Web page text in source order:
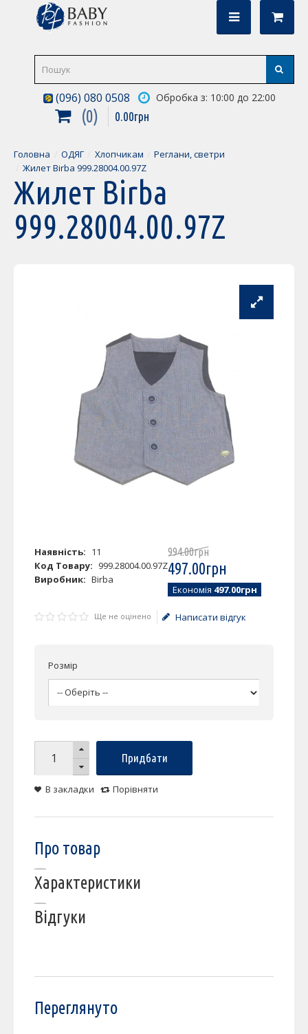
(096) 080 0508 Обробка з: 10:00 до 22:00
0 0.00грн
Головна ОДЯГ Хлопчикам
Реглани, светри
Жилет Birba 999.28004.00.97Z
Жилет Birba
999.28004.00.97Z
Наявність: 11
Код Товару: 999.28004.00.97Z
Виробник: Birba
994.00грн
497.00грн
Економія 497.00грн
Ще не оцінено Написати відгук
Розмір
Придбати
В закладки Порівняти
Про товар
Характеристики
Відгуки
Переглянуто